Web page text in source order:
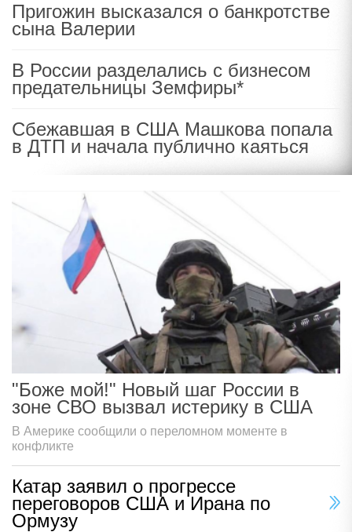
Пригожин высказался о банкротстве
сына Валерии
В России разделались с бизнесом
предательницы Земфиры*
Сбежавшая в США Машкова попала
в ДТП и начала публично каяться
"Боже мой!" Новый шаг России в
зоне СВО вызвал истерику в США
В Америке сообщили о переломном моменте в
конфликте
Катар заявил о прогрессе
переговоров США и Ирана по
Ормузу